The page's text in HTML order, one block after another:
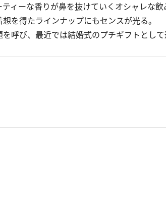
ーな香りが鼻を抜けていくオシャレな飲
を得たラインナップにもセンスが光る。
呼び、最近では結婚式のプチギフトとし